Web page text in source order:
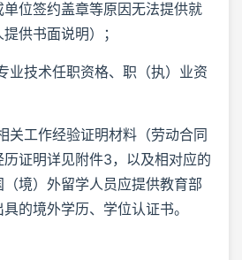
位签约盖章等原因无法提供就
供书面说明）；
技术任职资格、职（执）业资
工作经验证明材料（劳动合同
证明详见附件3，以及相对应的
境）外留学人员应提供教育部
的境外学历、学位认证书。